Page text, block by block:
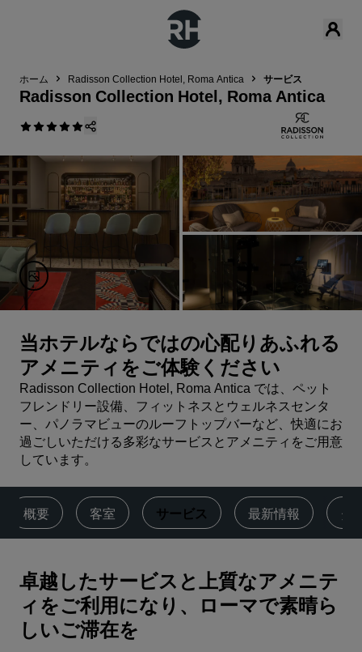
ホーム Radisson Collection Hotel, Roma Antica サービス
Radisson Collection Hotel, Roma Antica
当ホテルならではの心配りあふれる
アメニティをご体験ください
Radisson Collection Hotel, Roma Antica では、ペット
フレンドリー設備、フィットネスとウェルネスセンタ
ー、パノラマビューのルーフトップバーなど、快適にお
過ごしいただける多彩なサービスとアメニティをご用意
しています。
概要 客室 サービス 最新情報 ダ
卓越したサービスと上質なアメニテ
ィをご利用になり、ローマで素晴ら
しいご滞在を